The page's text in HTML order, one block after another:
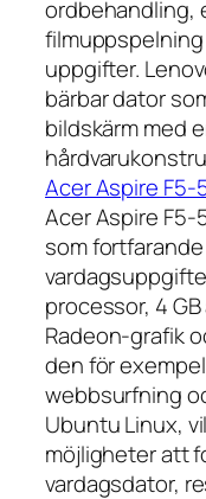
ordbehandling,
uppgifter.
bärbar dator
bildskärm med
Acer Aspire F5-
Acer Aspire F5-
som
processor, 4
Radeon-grafik
den för
webbsurfning
Ubuntu Linux,
möjligheter att
vardagsdator,